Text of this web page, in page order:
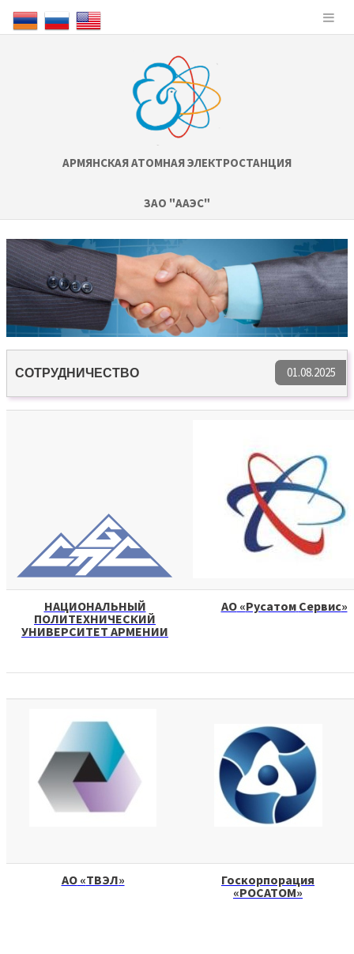
АРМЯНСКАЯ АТОМНАЯ ЭЛЕКТРОСТАНЦИЯ
ЗАО "ААЭС"
01.08.2025
СОТРУДНИЧЕСТВО
НАЦИОНАЛЬНЫЙ
ПОЛИТЕХНИЧЕСКИЙ
УНИВЕРСИТЕТ АРМЕНИИ
АО«Русатом Сервис»
АО«ТВЭЛ»
Госкорпорация
«РОСАТОМ»